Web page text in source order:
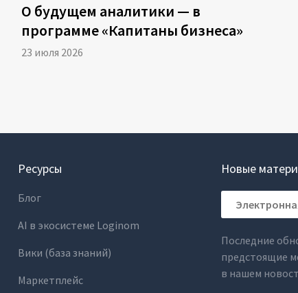
О будущем аналитики — в
программе «Капитаны бизнеса»
23 июля 2026
Ресурсы
Блог
AI в экосистеме Loginom
Вики (база знаний)
Маркетплейс
Новые
Последние
предстоящие
в нашем